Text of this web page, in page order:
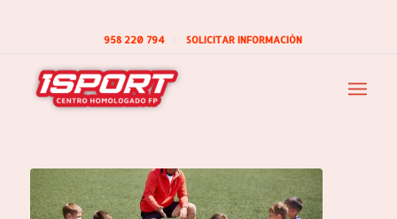
958 220 794 SOLICITAR INFORMACIÓN